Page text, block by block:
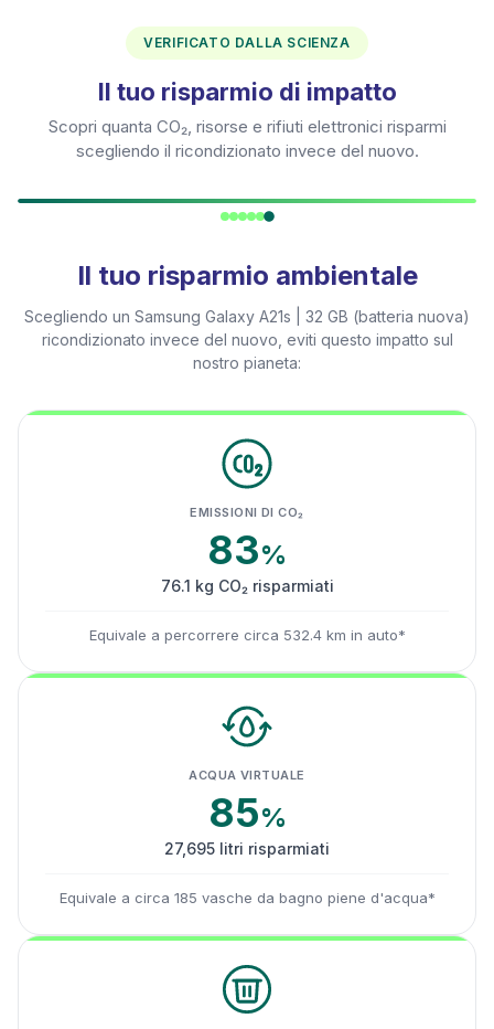
VERIFICATO DALLA SCIENZA
Il tuo risparmio di impatto
Scopri quanta CO₂, risorse e rifiuti elettronici risparmi
scegliendo il ricondizionato invece del nuovo.
Il tuo risparmio ambientale
Scegliendo un Samsung Galaxy A21s | 32 GB (batteria nuova)
ricondizionato invece del nuovo, eviti questo impatto sul
nostro pianeta:
EMISSIONI DI CO₂
83%
76.1 kg CO₂ risparmiati
Equivale a percorrere circa 532.4 km in auto*
ACQUA VIRTUALE
85%
27,695 litri risparmiati
Equivale a circa 185 vasche da bagno piene d'acqua*